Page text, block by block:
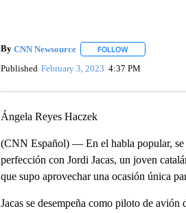
By CNN Newsource FOLLOWFOLLOW "" TO
Published February 3, 2023 4:37 PM
Ángela Reyes Haczek
(CNN Español) — En el habla popular, se
perfección con Jordi Jacas, un joven
que supo aprovechar una ocasión única
Jacas se desempeña como piloto de avión